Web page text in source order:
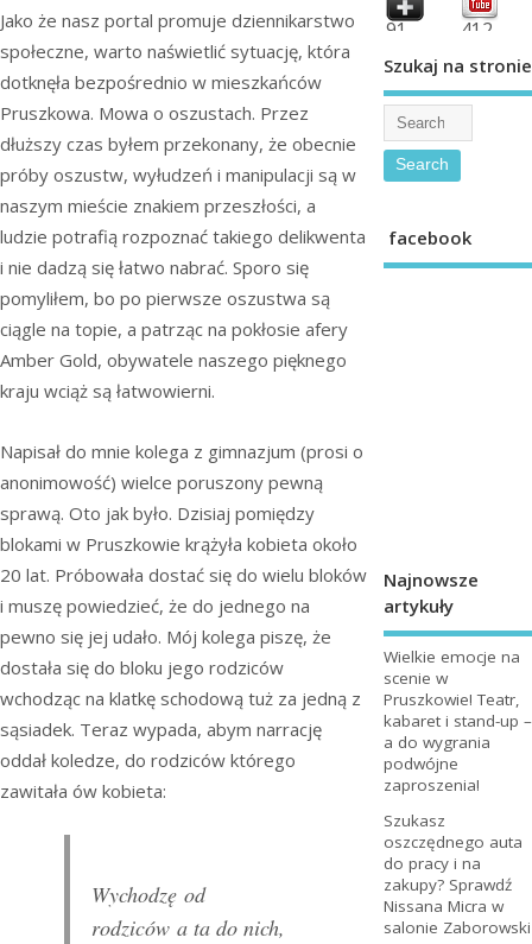
Jako że nasz portal promuje dziennikarstwo
społeczne, warto naświetlić sytuację, która
dotknęła bezpośrednio w mieszkańców
Pruszkowa. Mowa o oszustach. Przez
dłuższy czas byłem przekonany, że obecnie
próby oszustw, wyłudzeń i manipulacji są w
naszym mieście znakiem przeszłości, a
ludzie potrafią rozpoznać takiego delikwenta
i nie dadzą się łatwo nabrać. Sporo się
pomyliłem, bo po pierwsze oszustwa są
ciągle na topie, a patrząc na pokłosie afery
Amber Gold, obywatele naszego pięknego
kraju wciąż są łatwowierni.
Napisał do mnie kolega z gimnazjum (prosi o
anonimowość) wielce poruszony pewną
sprawą. Oto jak było. Dzisiaj pomiędzy
blokami w Pruszkowie krążyła kobieta około
20 lat. Próbowała dostać się do wielu bloków
i muszę powiedzieć, że do jednego na
pewno się jej udało. Mój kolega piszę, że
dostała się do bloku jego rodziców
wchodząc na klatkę schodową tuż za jedną z
sąsiadek. Teraz wypada, abym narrację
oddał koledze, do rodziców którego
zawitała ów kobieta:
Wychodzę od
rodziców a ta do nich,
91 412
Szukaj na stronie
facebook
Najnowsze
artykuły
Wielkie emocje na
scenie w
Pruszkowie! Teatr,
kabaret i stand-up –
a do wygrania
podwójne
zaproszenia!
Szukasz
oszczędnego auta
do pracy i na
zakupy? Sprawdź
Nissana Micra w
salonie Zaborowski